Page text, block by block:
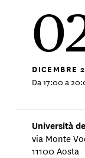
DICEMBRE
Da 17:00 a
Università
via Monte
11100 Aosta